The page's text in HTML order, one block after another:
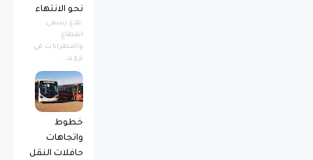
نحو الانتهاء
بلاغ رسمي:
انقطاع
واضطرابات في
تزويد...
خطوط
واتجاهات
حافلات النقل